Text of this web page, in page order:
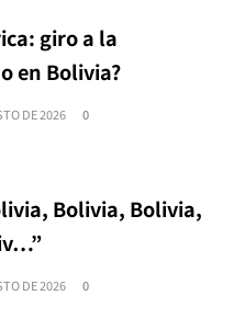
giro a la
en Bolivia?
DE 2026 0
Bolivia, Bolivia,
DE 2026 0